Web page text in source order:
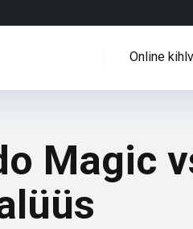
Online
Magic